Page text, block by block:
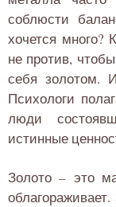
соблюсти
хочется много?
не против,
себя золотом.
Психологи
люди
истинные
Золото – это